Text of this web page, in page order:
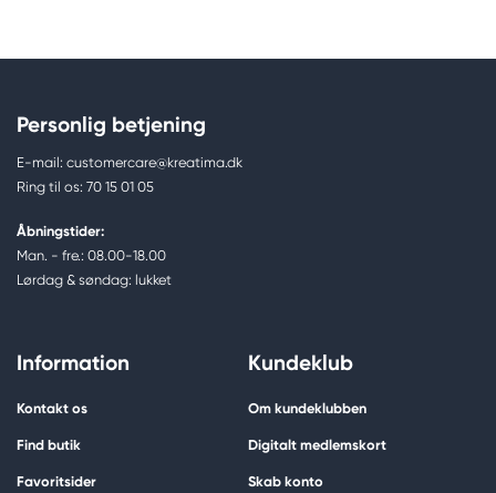
Personlig betjening
E-mail: customercare@kreatima.dk
Ring til os: 70 15 01 05
Åbningstider:
Man. - fre.: 08.00-18.00
Lørdag & søndag: lukket
Information
Kontakt os
Find butik
Favoritsider
Kundeklub
Om kundeklubben
Digitalt medlemskort
Skab konto